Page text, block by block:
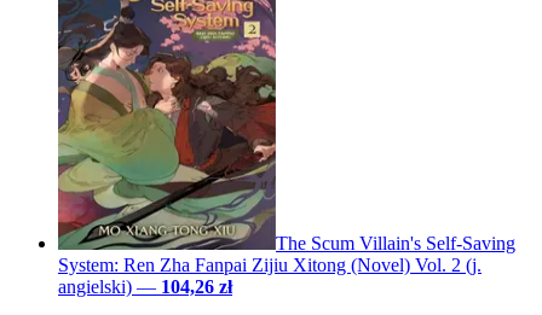
The Scum Villain's Self-Saving
System: Ren Zha Fanpai Zijiu Xitong (Novel) Vol. 2 (j.
angielski) — 104,26 zł